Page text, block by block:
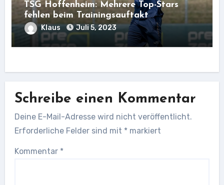
TSG Hoffenheim: Mehrere Top-Stars
fehlen beim Trainingsauftakt
Klaus Juli 5, 2023
Schreibe einen Kommentar
Deine E-Mail-Adresse wird nicht veröffentlicht.
Erforderliche Felder sind mit * markiert
Kommentar *